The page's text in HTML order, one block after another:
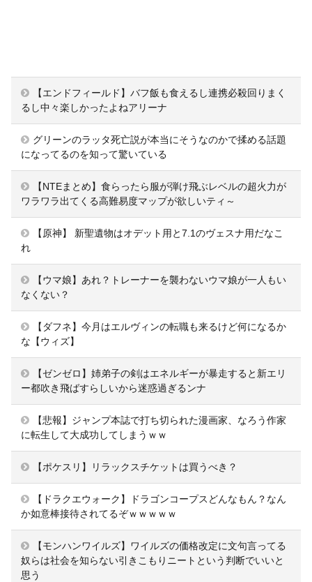
【エンドフィールド】バフ飯も食えるし連携必殺回りまく
るし中々楽しかったよねアリーナ
グリーンのラッタ死亡説が本当にそうなのかで揉める話題
になってるのを知って驚いている
【NTEまとめ】食らったら服が弾け飛ぶレベルの超火力が
ワラワラ出てくる高難易度マップが欲しいティ～
【原神】 新聖遺物はオデット用と7.1のヴェスナ用だなこ
れ
【ウマ娘】あれ？トレーナーを襲わないウマ娘が一人もい
なくない？
【ダフネ】今月はエルヴィンの転職も来るけど何になるか
な【ウィズ】
【ゼンゼロ】姉弟子の剣はエネルギーが暴走すると新エリ
ー都吹き飛ばすらしいから迷惑過ぎるンナ
【悲報】ジャンプ本誌で打ち切られた漫画家、なろう作家
に転生して大成功してしまうｗｗ
【ポケスリ】リラックスチケットは買うべき？
【ドラクエウォーク】ドラゴンコープスどんなもん？なん
か如意棒接待されてるぞｗｗｗｗｗ
【モンハンワイルズ】ワイルズの価格改定に文句言ってる
奴らは社会を知らない引きこもりニートという判断でいいと
思う